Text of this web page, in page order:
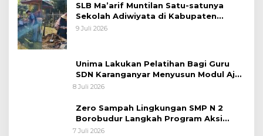
SLB Ma’arif Muntilan Satu-satunya
Sekolah Adiwiyata di Kabupaten
Magelang
9 Juli 2026
Unima Lakukan Pelatihan Bagi Guru
SDN Karanganyar Menyusun Modul Ajar
Berbasis Adiwiyata
8 Juli 2026
Zero Sampah Lingkungan SMP N 2
Borobudur Langkah Program Aksi
Janaka
7 Juli 2026